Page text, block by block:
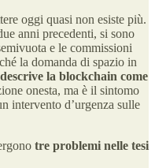
oggi quasi non esiste più.
anni precedenti, si sono
e le commissioni
la domanda di spazio in
la blockchain come
onesta, ma è il sintomo
intervento d’urgenza sulle
tre problemi nelle tesi